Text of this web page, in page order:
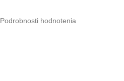
Podrobnosti hodnotenia